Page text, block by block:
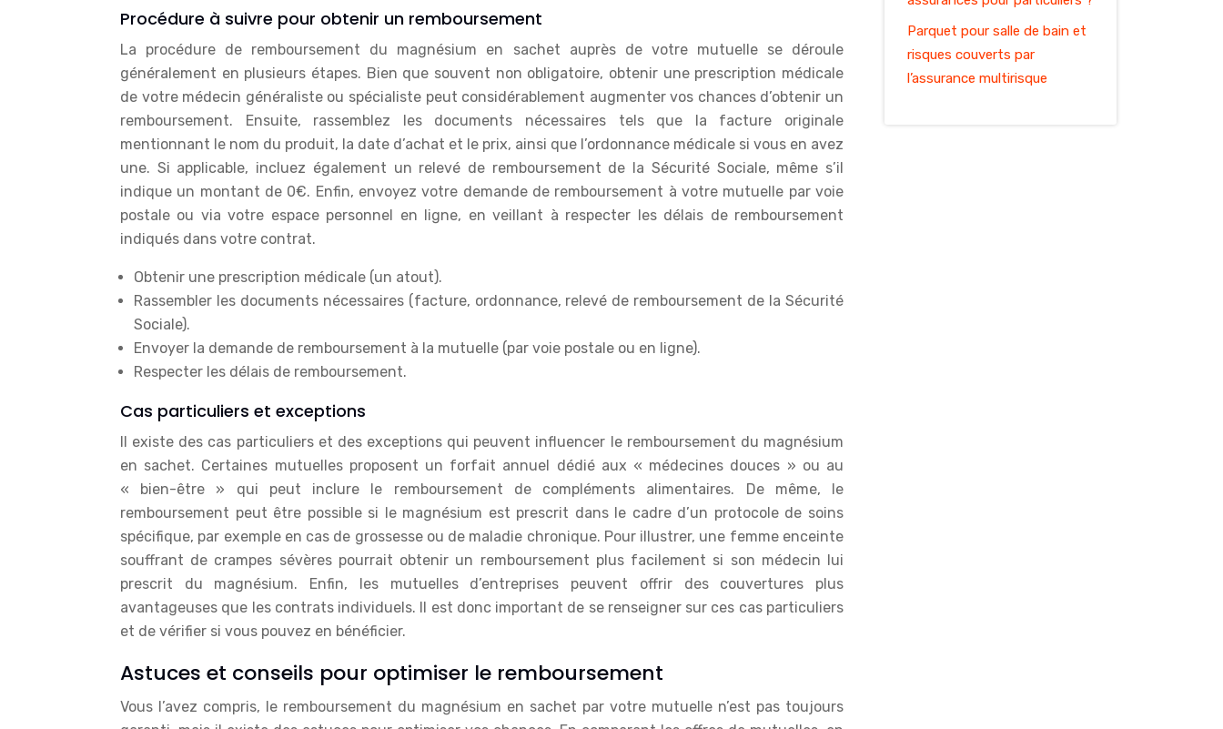
Procédure à suivre pour obtenir un remboursement
La procédure de remboursement du magnésium en sachet auprès de votre mutuelle se déroule
généralement en plusieurs étapes. Bien que souvent non obligatoire, obtenir une prescription médicale
de votre médecin généraliste ou spécialiste peut considérablement augmenter vos chances d’obtenir un
remboursement. Ensuite, rassemblez les documents nécessaires tels que la facture originale
mentionnant le nom du produit, la date d’achat et le prix, ainsi que l’ordonnance médicale si vous en avez
une. Si applicable, incluez également un relevé de remboursement de la Sécurité Sociale, même s’il
indique un montant de 0€. Enfin, envoyez votre demande de remboursement à votre mutuelle par voie
postale ou via votre espace personnel en ligne, en veillant à respecter les délais de remboursement
indiqués dans votre contrat.
Obtenir une prescription médicale (un atout).
Rassembler les documents nécessaires (facture, ordonnance, relevé de remboursement de la Sécurité
Sociale).
Envoyer la demande de remboursement à la mutuelle (par voie postale ou en ligne).
Respecter les délais de remboursement.
Cas particuliers et exceptions
Il existe des cas particuliers et des exceptions qui peuvent influencer le remboursement du magnésium
en sachet. Certaines mutuelles proposent un forfait annuel dédié aux « médecines douces » ou au
« bien-être » qui peut inclure le remboursement de compléments alimentaires. De même, le
remboursement peut être possible si le magnésium est prescrit dans le cadre d’un protocole de soins
spécifique, par exemple en cas de grossesse ou de maladie chronique. Pour illustrer, une femme enceinte
souffrant de crampes sévères pourrait obtenir un remboursement plus facilement si son médecin lui
prescrit du magnésium. Enfin, les mutuelles d’entreprises peuvent offrir des couvertures plus
avantageuses que les contrats individuels. Il est donc important de se renseigner sur ces cas particuliers
et de vérifier si vous pouvez en bénéficier.
Astuces et conseils pour optimiser le remboursement
Vous l’avez compris, le remboursement du magnésium en sachet par votre mutuelle n’est pas toujours
Parquet pour salle de bain et
risques couverts par
l’assurance multirisque